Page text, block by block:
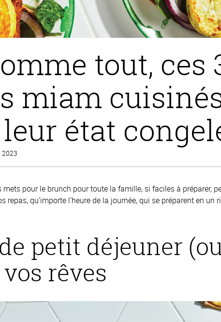
tout, ces
miam
état
2023
pour le brunch pour toute la famille, si faciles à préparer,
repas, qu’importe l’heure de la journée, qui se préparent en un
petit déjeuner
rêves